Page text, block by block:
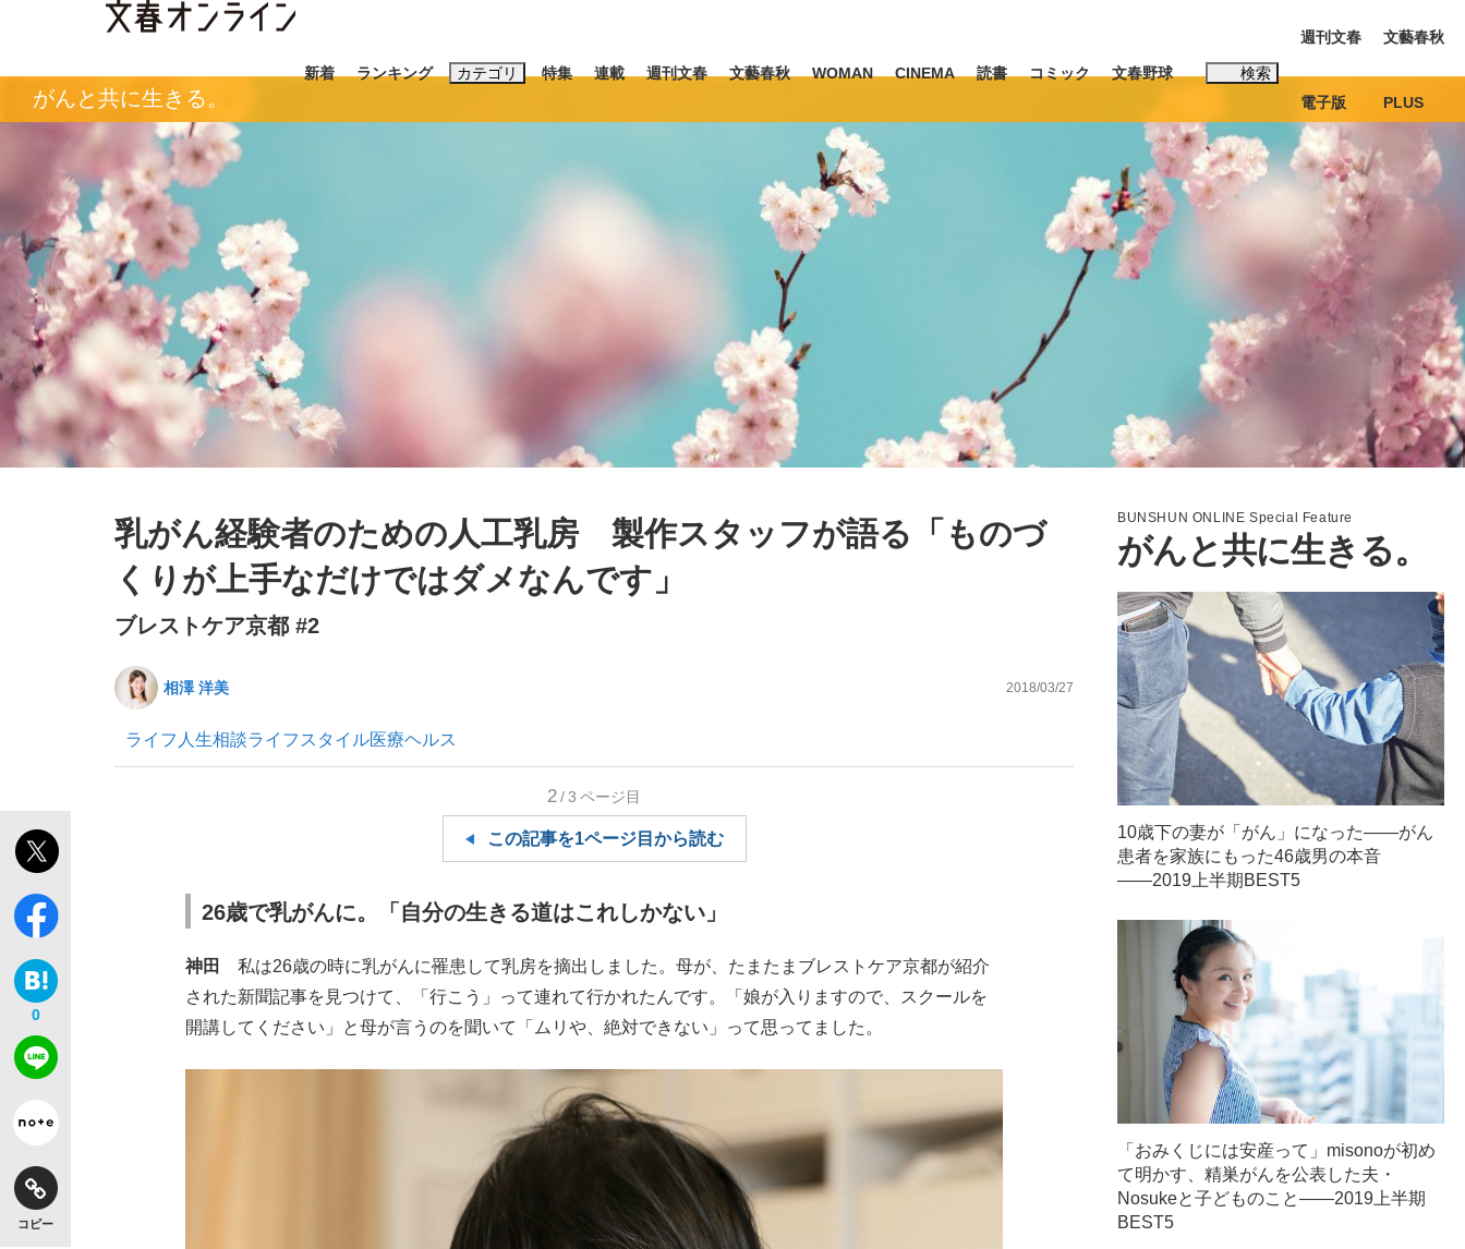
新着 ランキング カテゴリ
ビジネス 読書
「90%は失敗する。でも…」本田圭佑が初めて明かした日本代表監督に... 「最悪の空気のまま解散」WBC日本代表“敗戦”の真実 選手が明かす...
「敗因分析は一切聞かれなかった」侍ジャパン選手が証言した“NPB聞... 「クマが悪者扱いされているのが悲しい」『北の国から』倉本聰氏（91...
もっと見る
特集
終戦から81年
キングの誕生を、目撃せよ。
いまさら聞けない資産運用のすべて
もっと見る
連載 週刊文春 文藝春秋 WOMAN CINEMA 読書 コミック 文春野球 検索
キーワード入力
おすすめのキーワードタグ一覧
#森岡毅
週刊文春
電子版
文藝春秋
PLUS
がんと共に生きる。
乳がん経験者のための人工乳房 製作スタッフが語る「ものづ
くりが上手なだけではダメなんです」
ブレストケア京都 #2
相澤 洋美 2018/03/27
ライフ 人生相談ライフスタイル医療ヘルス
0
コピー
2/3 ページ目
この記事を1ページ目から読む
26歳で乳がんに。「自分の生きる道はこれしかない」
神田
私は26歳の時に乳がんに罹患して乳房を摘出しました。母が、たまたまブレストケア京都が紹介
された新聞記事を見つけて、「行こう」って連れて行かれたんです。「娘が入りますので、スクールを
開講してください」と母が言うのを聞いて「ムリや、絶対できない」って思ってました。
BUNSHUN ONLINE Special Feature
がんと共に生きる。
10歳下の妻が「がん」になった――がん
患者を家族にもった46歳男の本音
――2019上半期BEST5
「おみくじには安産って」misonoが初め
て明かす、精巣がんを公表した夫・
Nosukeと子どものこと――2019上半期
BEST5